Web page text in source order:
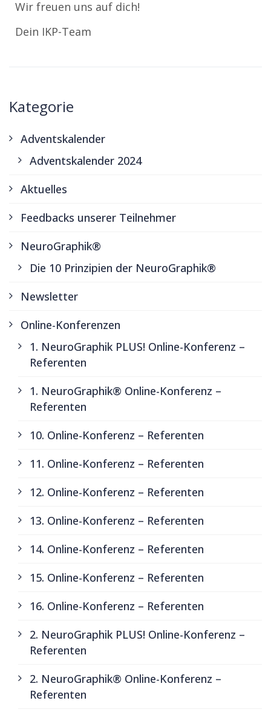
Wir freuen uns auf dich!
Dein IKP-Team
Kategorie
Adventskalender
Adventskalender 2024
Aktuelles
Feedbacks unserer Teilnehmer
NeuroGraphik®
Die 10 Prinzipien der NeuroGraphik®
Newsletter
Online-Konferenzen
1. NeuroGraphik PLUS! Online-Konferenz –
Referenten
1. NeuroGraphik® Online-Konferenz –
Referenten
10. Online-Konferenz – Referenten
11. Online-Konferenz – Referenten
12. Online-Konferenz – Referenten
13. Online-Konferenz – Referenten
14. Online-Konferenz – Referenten
15. Online-Konferenz – Referenten
16. Online-Konferenz – Referenten
2. NeuroGraphik PLUS! Online-Konferenz –
Referenten
2. NeuroGraphik® Online-Konferenz –
Referenten